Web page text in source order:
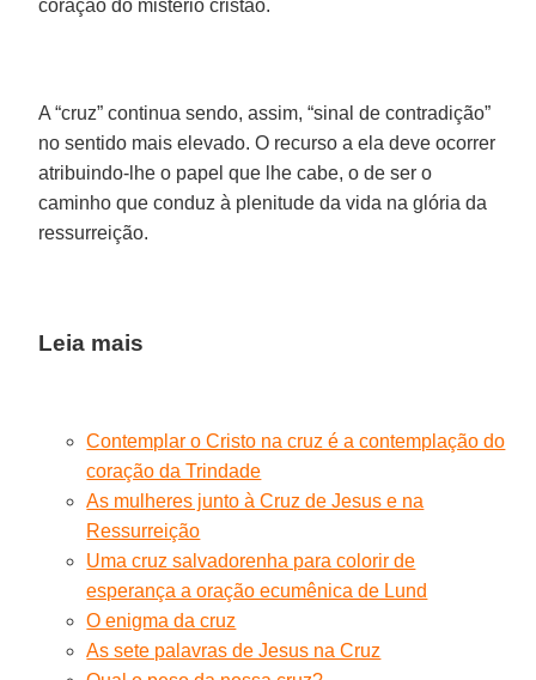
coração do mistério cristão.
A “cruz” continua sendo, assim, “sinal de contradição”
no sentido mais elevado. O recurso a ela deve ocorrer
atribuindo-lhe o papel que lhe cabe, o de ser o
caminho que conduz à plenitude da vida na glória da
ressurreição.
Leia mais
Contemplar o Cristo na cruz é a contemplação do
coração da Trindade
As mulheres junto à Cruz de Jesus e na
Ressurreição
Uma cruz salvadorenha para colorir de
esperança a oração ecumênica de Lund
O enigma da cruz
As sete palavras de Jesus na Cruz